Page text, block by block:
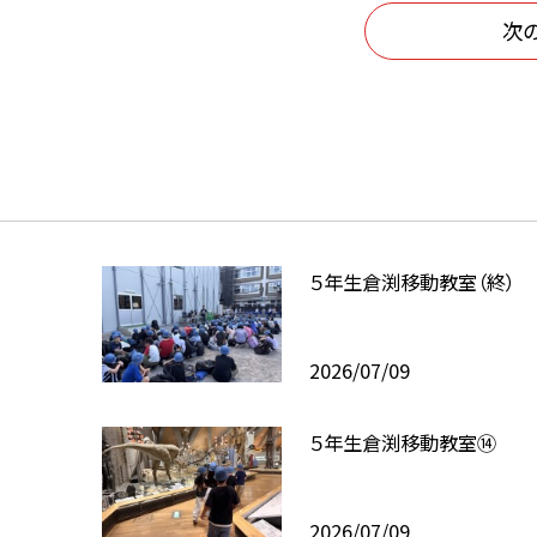
次
５年生倉渕移動教室（終）
2026/07/09
５年生倉渕移動教室⑭
2026/07/09